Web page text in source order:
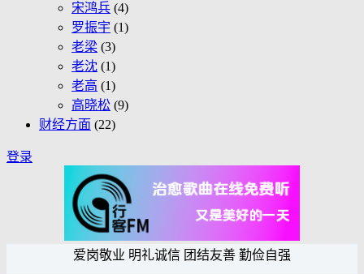
宋鸿兵 (4)
罗振宇 (1)
老梁 (3)
老沈 (1)
老高 (1)
高晓松 (9)
财经方面 (22)
登录
爱岗敬业 明礼诚信 团结友善 勤俭自强